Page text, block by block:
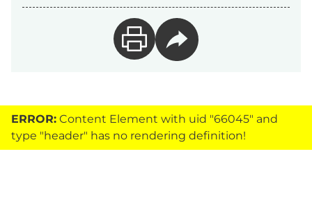
ERROR: Content Element with uid "66045" and
type "header" has no rendering definition!